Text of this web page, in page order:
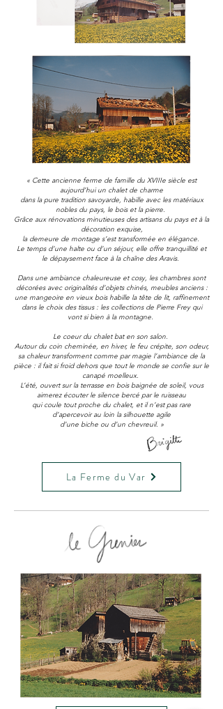
« Cette ancienne ferme de famille du XVIIIe siècle est
aujourd’hui un chalet de charme
dans la pure tradition savoyarde, habille avec les matériaux
nobles du pays, le bois et la pierre.
Grâce aux rénovations minutieuses des artisans du pays et à la
décoration exquise,
la demeure de montage s’est transformée en élégance.
Le temps d’une halte ou d’un séjour, elle offre tranquillité et
le dépaysement face à la chaîne des Aravis.
Dans une ambiance chaleureuse et cosy, les chambres sont
décorées avec originalités d’objets chinés, meubles anciens :
une mangeoire en vieux bois habille la tête de lit, raffinement
dans le choix des tissus : les collections de Pierre Frey qui
vont si bien à la montagne.
Le coeur du chalet bat en son salon.
Autour du coin cheminée, en hiver, le feu crépite, son odeur,
sa chaleur transforment comme par magie l’ambiance de la
pièce : il fait si froid dehors que tout le monde se confie sur le
canapé moelleux.
L’été, ouvert sur la terrasse en bois baignée de soleil, vous
aimerez écouter le silence bercé par le ruisseau
qui coule tout proche du chalet, et il n’est pas rare
d’apercevoir au loin la silhouette agile
d’une biche ou d’un chevreuil. »
La Ferme du Var